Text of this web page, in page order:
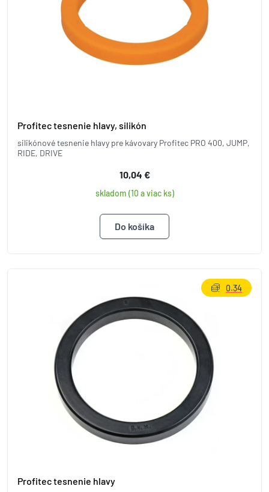
Profitec tesnenie hlavy, silikón
silikónové tesnenie hlavy pre kávovary Profitec PRO 400, JUMP,
RIDE, DRIVE
10,04 €
skladom (10 a viac ks)
Profitec tesnenie hlavy
0.34